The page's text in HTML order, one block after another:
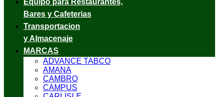
Equipo para Restaurantes,
Bares y Cafeterias
Transportacion
y Almacenaje
MARCAS
ADVANCE TABCO
AMANA
CAMBRO
CAMPUS